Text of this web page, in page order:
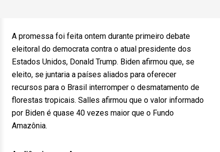
A promessa foi feita ontem durante primeiro debate
eleitoral do democrata contra o atual presidente dos
Estados Unidos, Donald Trump. Biden afirmou que, se
eleito, se juntaria a países aliados para oferecer
recursos para o Brasil interromper o desmatamento de
florestas tropicais. Salles afirmou que o valor informado
por Biden é quase 40 vezes maior que o Fundo
Amazônia.